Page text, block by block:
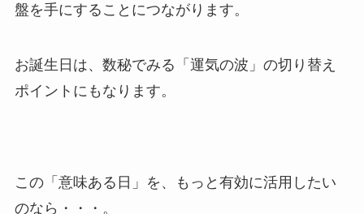
盤を手にすることにつながります。
お誕生日は、数秘でみる「運気の波」の切り替え
ポイントにもなります。
この「意味ある日」を、もっと有効に活用したい
のなら・・・。